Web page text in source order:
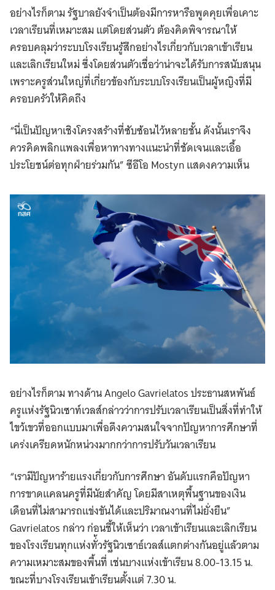
อย่างไรก็ตาม รัฐบาลยังจำเป็นต้องมีการหารือพูดคุยเพื่อเคาะ
เวลาเรียนที่เหมาะสม แต่โดยส่วนตัว ต้องคิดพิจารณาให้
ครอบคลุมว่าระบบโรงเรียนรู้สึกอย่างไรเกี่ยวกับเวลาเข้าเรียน
และเลิกเรียนใหม่ ซึ่งโดยส่วนตัวเชื่อว่าน่าจะได้รับการสนับสนุน
เพราะครูส่วนใหญ่ที่เกี่ยวข้องกับระบบโรงเรียนเป็นผู้หญิงที่มี
ครอบครัวให้คิดถึง
“นี่เป็นปัญหาเชิงโครงสร้างที่ซับซ้อนไว้หลายชั้น ดังนั้นเราจึง
ควรคิดพลิกแพลงเพื่อหาทางทางแนะนำที่ชัดเจนและเอื้อ
ประโยชน์ต่อทุกฝ่ายร่วมกัน” ซีอีโอ Mostyn แสดงความเห็น
อย่างไรก็ตาม ทางด้าน Angelo Gavrielatos ประธานสหพันธ์
ครูแห่งรัฐนิวเซาท์เวลส์กล่าวว่าการปรับเวลาเรียนเป็นสิ่งที่ทำให้
ไขว้เขวที่ออกแบบมาเพื่อดึงความสนใจจากปัญหาการศึกษาที่
เคร่งเครียดหนักหน่วงมากกว่าการปรับวันเวลาเรียน
“เรามีปัญหาร้ายแรงเกี่ยวกับการศึกษา อันดับแรกคือปัญหา
การขาดแคลนครูที่มีนัยสำคัญ โดยมีสาเหตุพื้นฐานของเงิน
เดือนที่ไม่สามารถแข่งขันได้และปริมาณงานที่ไม่ยั่งยืน”
Gavrielatos กล่าว ก่อนชี้ให้เห็นว่า เวลาเข้าเรียนและเลิกเรียน
ของโรงเรียนทุกแห่งทั่้วรัฐนิวเซาธ์เวลส์แตกต่างกันอยู่แล้วตาม
ความเหมาะสมของพื้นที่ เช่นบางแห่งเข้าเรียน 8.00-13.15 น.
ขณะที่บางโรงเรียนเข้าเรียนตั้งแต่ 7.30 น.